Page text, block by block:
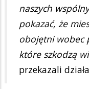
naszych
pokazać, że
obojętni wobec
które szkodzą
przekazali